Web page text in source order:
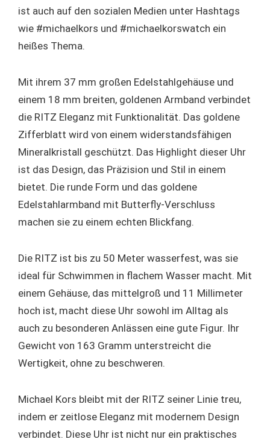
ist auch auf den sozialen Medien unter Hashtags
wie #michaelkors und #michaelkorswatch ein
heißes Thema.
Mit ihrem 37 mm großen Edelstahlgehäuse und
einem 18 mm breiten, goldenen Armband verbindet
die RITZ Eleganz mit Funktionalität. Das goldene
Zifferblatt wird von einem widerstandsfähigen
Mineralkristall geschützt. Das Highlight dieser Uhr
ist das Design, das Präzision und Stil in einem
bietet. Die runde Form und das goldene
Edelstahlarmband mit Butterfly-Verschluss
machen sie zu einem echten Blickfang.
Die RITZ ist bis zu 50 Meter wasserfest, was sie
ideal für Schwimmen in flachem Wasser macht. Mit
einem Gehäuse, das mittelgroß und 11 Millimeter
hoch ist, macht diese Uhr sowohl im Alltag als
auch zu besonderen Anlässen eine gute Figur. Ihr
Gewicht von 163 Gramm unterstreicht die
Wertigkeit, ohne zu beschweren.
Michael Kors bleibt mit der RITZ seiner Linie treu,
indem er zeitlose Eleganz mit modernem Design
verbindet. Diese Uhr ist nicht nur ein praktisches